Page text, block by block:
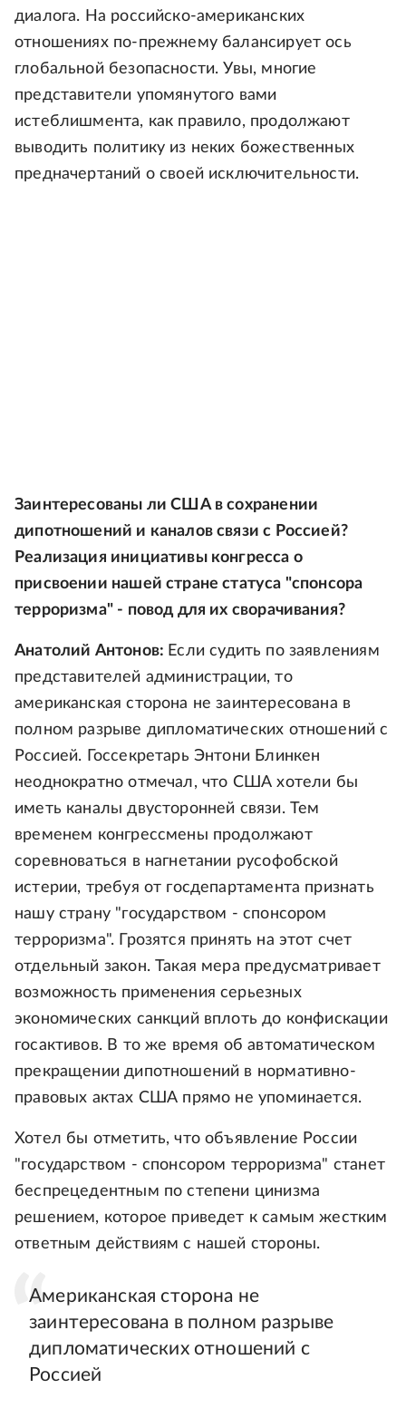
диалога. На российско-американских
отношениях по-прежнему балансирует ось
глобальной безопасности. Увы, многие
представители упомянутого вами
истеблишмента, как правило, продолжают
выводить политику из неких божественных
предначертаний о своей исключительности.
Заинтересованы ли США в сохранении
дипотношений и каналов связи с Россией?
Реализация инициативы конгресса о
присвоении нашей стране статуса "спонсора
терроризма" - повод для их сворачивания?
Анатолий Антонов: Если судить по заявлениям
представителей администрации, то
американская сторона не заинтересована в
полном разрыве дипломатических отношений с
Россией. Госсекретарь Энтони Блинкен
неоднократно отмечал, что США хотели бы
иметь каналы двусторонней связи. Тем
временем конгрессмены продолжают
соревноваться в нагнетании русофобской
истерии, требуя от госдепартамента признать
нашу страну "государством - спонсором
терроризма". Грозятся принять на этот счет
отдельный закон. Такая мера предусматривает
возможность применения серьезных
экономических санкций вплоть до конфискации
госактивов. В то же время об автоматическом
прекращении дипотношений в нормативно-
правовых актах США прямо не упоминается.
Хотел бы отметить, что объявление России
"государством - спонсором терроризма" станет
беспрецедентным по степени цинизма
решением, которое приведет к самым жестким
ответным действиям с нашей стороны.
Американская сторона не
заинтересована в полном разрыве
дипломатических отношений с
Россией